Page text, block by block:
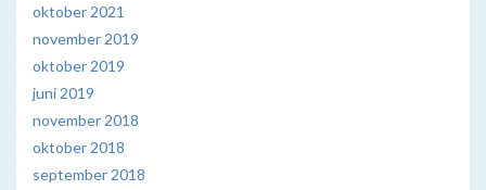
oktober 2021
november 2019
oktober 2019
juni 2019
november 2018
oktober 2018
september 2018